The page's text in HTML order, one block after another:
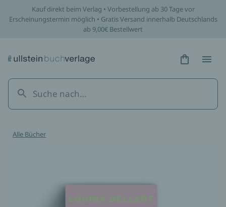
Kauf direkt beim Verlag • Vorbestellung ab 30 Tage vor
Erscheinungstermin möglich • Gratis Versand innerhalb Deutschlands
ab 9,00€ Bestellwert
Hidden
Alle Bücher
/werke/unshame/paperback/9783793400950